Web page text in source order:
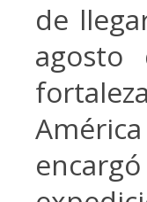
de
agosto